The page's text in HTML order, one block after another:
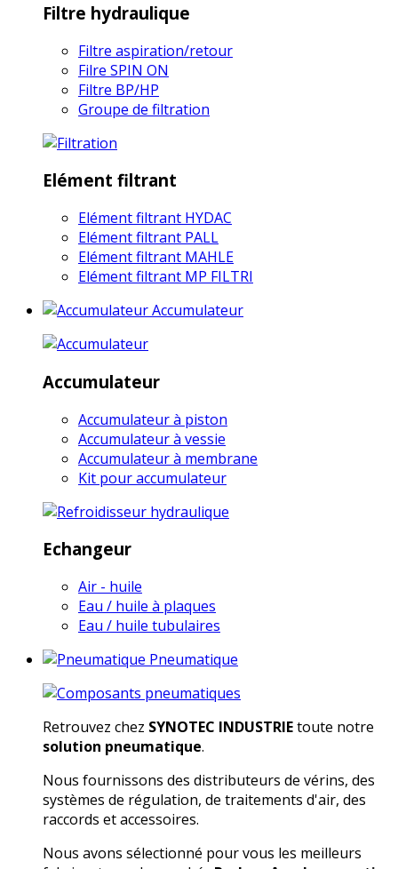
Filtre hydraulique
Filtre aspiration/retour
Filre SPIN ON
Filtre BP/HP
Groupe de filtration
Elément filtrant
Elément filtrant HYDAC
Elément filtrant PALL
Elément filtrant MAHLE
Elément filtrant MP FILTRI
Accumulateur
Accumulateur
Accumulateur à piston
Accumulateur à vessie
Accumulateur à membrane
Kit pour accumulateur
Echangeur
Air - huile
Eau / huile à plaques
Eau / huile tubulaires
Pneumatique
Retrouvez chez SYNOTEC INDUSTRIEtoute notre
solution pneumatique.
Nous fournissons des distributeurs de vérins, des
systèmes de régulation, de traitements d'air, des
raccords et accessoires.
Nous avons sélectionné pour vous les meilleurs